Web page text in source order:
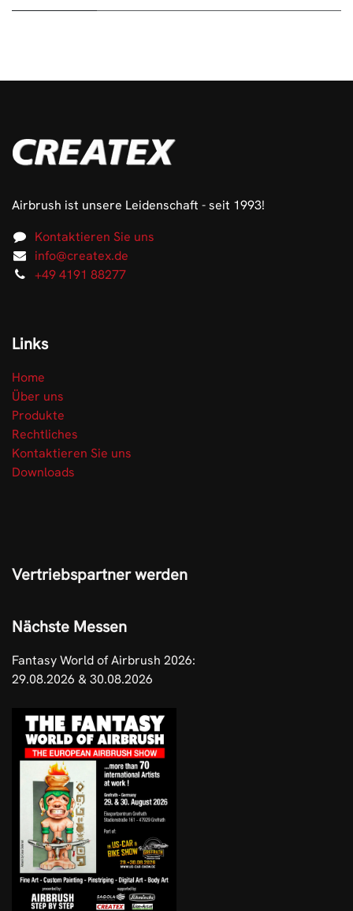
Airbrush ist unsere Leidenschaft - seit 1993!
Kontaktieren Sie uns
info@createx.de
+49 4191 88277
Links
Home
Über uns
Produkte
Rechtliches
Kontaktieren Sie uns
Downloads
Vertriebspartner werden
Nächste Messen
Fantasy World of Airbrush 2026:
29.08.2026 & 30.08.2026